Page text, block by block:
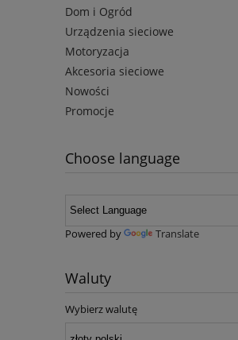
Dom i Ogród
Urządzenia sieciowe
Motoryzacja
Akcesoria sieciowe
Nowości
Promocje
Choose language
Powered by Translate
Waluty
Wybierz walutę